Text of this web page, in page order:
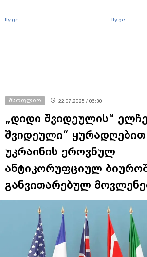
fly.ge fly.ge
მსოფლიო 22.07.2025 / 06:30
„დიდი შვიდეულის“
შვიდეული“ ყურადღებით
უკრაინის ეროვნულ
ანტიკორუფციულ
განვითარებულ